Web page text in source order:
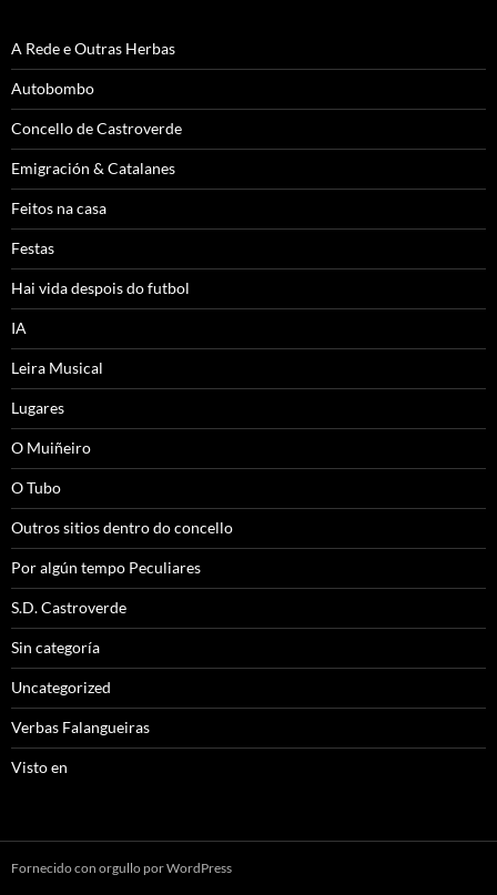
A Rede e Outras Herbas
Autobombo
Concello de Castroverde
Emigración & Catalanes
Feitos na casa
Festas
Hai vida despois do futbol
IA
Leira Musical
Lugares
O Muiñeiro
O Tubo
Outros sitios dentro do concello
Por algún tempo Peculiares
S.D. Castroverde
Sin categoría
Uncategorized
Verbas Falangueiras
Visto en
Fornecido con orgullo por WordPress